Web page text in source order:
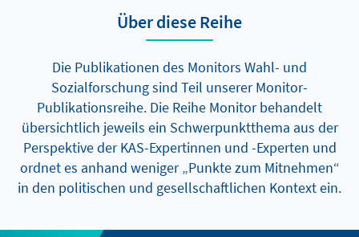
Über diese Reihe
Die Publikationen des Monitors Wahl- und
Sozialforschung sind Teil unserer Monitor-
Publikationsreihe. Die Reihe Monitor behandelt
übersichtlich jeweils ein Schwerpunktthema aus der
Perspektive der KAS-Expertinnen und -Experten und
ordnet es anhand weniger „Punkte zum Mitnehmen“
in den politischen und gesellschaftlichen Kontext ein.